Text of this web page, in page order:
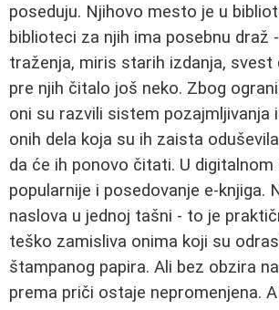
poseduju. Njihovo mesto je u
biblioteci za njih ima posebnu draž
traženja, miris starih izdanja, svest
pre njih čitalo još neko. Zbog
oni su razvili sistem pozajmljivanja
onih dela koja su ih zaista
da će ih ponovo čitati. U digitalnom
popularnije i posedovanje e-knjiga.
naslova u jednoj tašni - to je
teško zamisliva onima koji su
štampanog papira. Ali bez obzira
prema priči ostaje nepromenjena.